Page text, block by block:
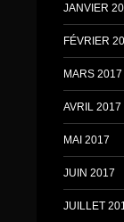
JANVIER
FÉVRIER
MARS 2017
AVRIL 2017
MAI 2017
JUIN 2017
JUILLET